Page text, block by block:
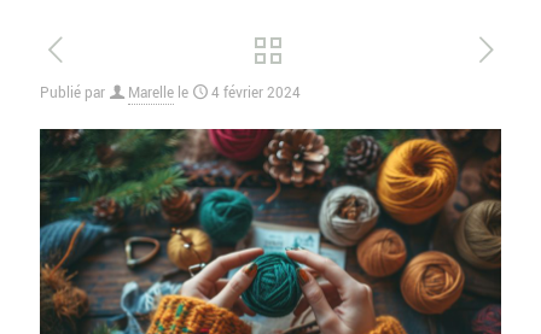
Publié par Marelle le 4 février 2024